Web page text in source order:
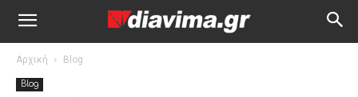
Αρχική Blog
Blog